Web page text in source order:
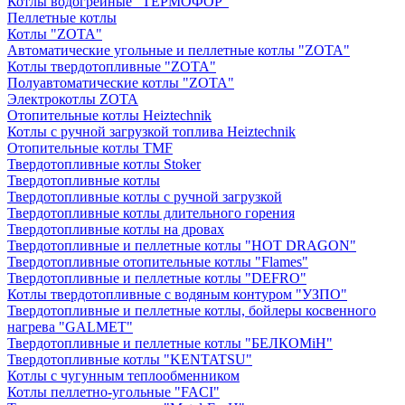
Пеллетные котлы
Котлы "ZOTA"
Автоматические угольные и пеллетные котлы "ZOTA"
Котлы твердотопливные "ZOTA"
Полуавтоматические котлы "ZOTA"
Электрокотлы ZOTA
Отопительные котлы Heiztechnik
Котлы с ручной загрузкой топлива Heiztechnik
Отопительные котлы TMF
Твердотопливные котлы Stoker
Твердотопливные котлы
Твердотопливные котлы с ручной загрузкой
Твердотопливные котлы длительного горения
Твердотопливные котлы на дровах
Твердотопливные и пеллетные котлы "HOT DRAGON"
Твердотопливные отопительные котлы "Flames"
Твердотопливные и пеллетные котлы "DEFRO"
Котлы твердотопливные с водяным контуром "УЗПО"
Твердотопливные и пеллетные котлы, бойлеры косвенного
нагрева "GALMET"
Твердотопливные и пеллетные котлы "БЕЛКОМiН"
Твердотопливные котлы "KENTATSU"
Котлы с чугунным теплообменником
Котлы пеллетно-угольные "FACI"